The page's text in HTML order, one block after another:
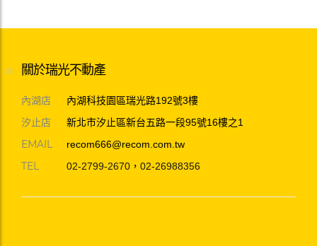
關於瑞光不動產
內湖店 內湖科技園區瑞光路192號3樓
汐止店 新北市汐止區新台五路一段95號16樓之1
EMAIL recom666@recom.com.tw
TEL 02-2799-2670 ， 02-26988356